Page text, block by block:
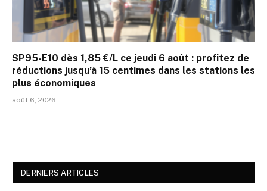
SP95-E10 dès 1,85 €/L ce jeudi 6 août : profitez de
réductions jusqu’à 15 centimes dans les stations les
plus économiques
août 6, 2026
DERNIERS ARTICLES